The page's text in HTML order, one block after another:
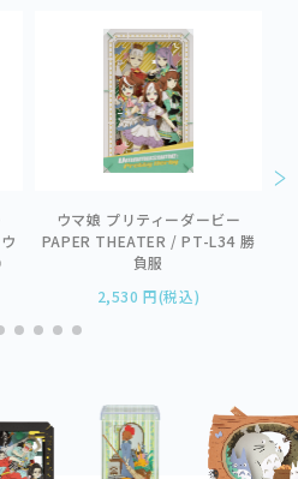
ウマ娘 プリティーダービー
PAPER THEATER / PT-L34 勝
負服
2,530 円(税込)